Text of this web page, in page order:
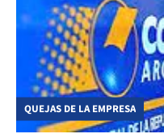
QUEJAS DE LA EMPRESA